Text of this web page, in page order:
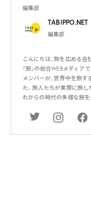
編集部
TABIPPO.NET
編集部
こんにちは、旅を広める
「旅」の総合WEBメディ
メンバーが、世界中を旅
た。旅人たちが実際に旅し
れからの時代の多様な旅を